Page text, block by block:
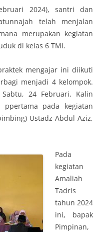
2024), santri dan
telah menjalan
merupakan kegiatan
di kelas 6 TMI.
mengajar ini diikuti
menjadi 4 kelompok.
24 Februari, Kalin
pada kegiatan
Ustadz Abdul Aziz,
Pada
kegiatan
Amaliah
Tadris
tahun 2024
ini, bapak
Pimpinan,